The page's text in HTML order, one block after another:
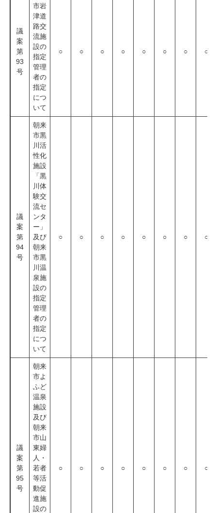
議
案
第
93
号
市岩
津道
路交
流施
設の
指定
管理
者の
指定
につ
いて
○ ○ ○ ○ ○ ○ ○ ○
議
案
第
94
号
朝来
市黒
川活
性化
施設
「黒
川体
験交
流セ
ンタ
ー」
及び
朝来
市黒
川温
泉施
設の
指定
管理
者の
指定
につ
いて
○ ○ ○ ○ ○ ○ ○ ○
議
案
第
95
号
朝来
市よ
ふど
温泉
施設
及び
朝来
市山
東婦
人・
若者
等活
動促
進施
設の
○ ○ ○ ○ ○ ○ ○ ○